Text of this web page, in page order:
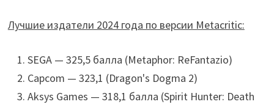
Лучшие издатели 2024 года по версии Metacritic:
SEGA — 325,5 балла (Metaphor: ReFantazio)
Capcom — 323,1 (Dragon's Dogma 2)
Aksys Games — 318,1 балла (Spirit Hunter: Death